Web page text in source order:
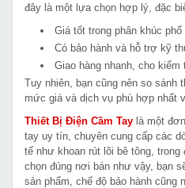
đây là một lựa chọn hợp lý, đặc
Giá tốt trong phân khúc phổ
Có bảo hành và hỗ trợ kỹ
Giao hàng nhanh, cho
Tuy nhiên, bạn cũng nên so
mức giá và dịch vụ phù hợp nhất
Thiết Bị Điện Cầm Tay là một
tay uy tín, chuyên cung cấp các
tế như khoan rút lõi bê tông, trong
chọn đúng nơi bán như vậy, bạn
sản phẩm, chế độ bảo hành cũng